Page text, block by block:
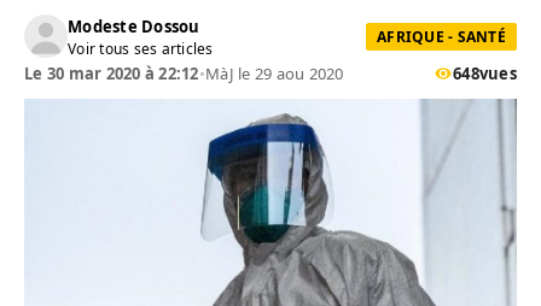
Modeste Dossou
Voir tous ses articles
AFRIQUE - SANTÉ
Le 30 mar 2020 à 22:12•MàJ le 29 aou 2020 648vues